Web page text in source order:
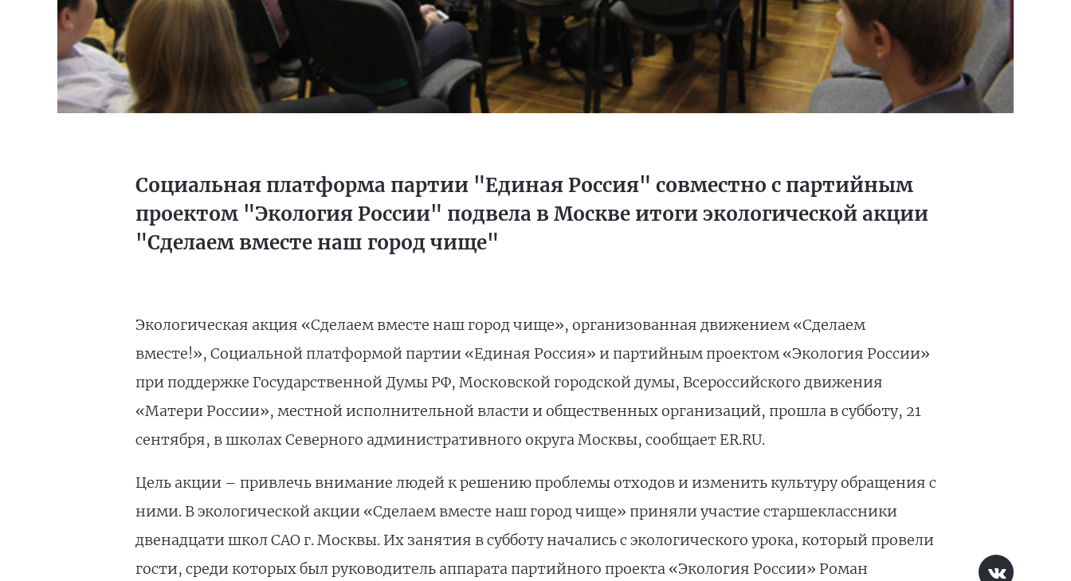
Социальная платформа партии "Единая Россия" совместно с партийным
проектом "Экология России" подвела в Москве итоги экологической акции
"Сделаем вместе наш город чище"
Экологическая акция «Сделаем вместе наш город чище», организованная движением «Сделаем
вместе!», Социальной платформой партии «Единая Россия» и партийным проектом «Экология России»
при поддержке Государственной Думы РФ, Московской городской думы, Всероссийского движения
«Матери России», местной исполнительной власти и общественных организаций, прошла в субботу, 21
сентября, в школах Северного административного округа Москвы, сообщает ER.RU.
Цель акции – привлечь внимание людей к решению проблемы отходов и изменить культуру обращения с
ними. В экологической акции «Сделаем вместе наш город чище» приняли участие старшеклассники
двенадцати школ САО г. Москвы. Их занятия в субботу начались с экологического урока, который провели
гости, среди которых был руководитель аппарата партийного проекта «Экология России» Роман